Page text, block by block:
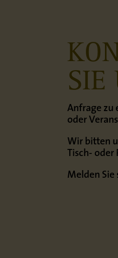
SIE
Anfrage zu
oder
Wir bitten
Tisch- oder
Melden Sie